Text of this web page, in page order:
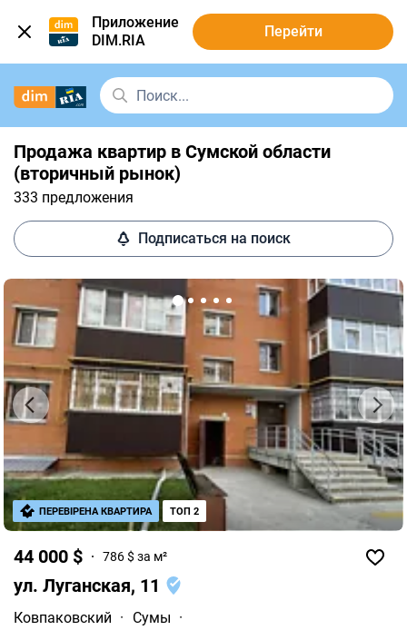
Приложение
DIM.RIA
Перейти
Продажа квартир в Сумской области
(вторичный рынок)
333 предложения
Подписаться на поиск
44 000 $ 786 $ за м²
ул. Луганская, 11
Ковпаковский · Сумы ·
ПЕРЕВІРЕНА КВАРТИРА ТОП 2